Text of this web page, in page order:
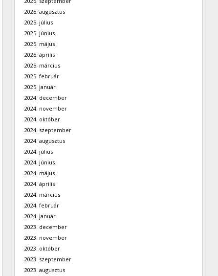
2025. augusztus
2025. július
2025. június
2025. május
2025. április
2025. március
2025. február
2025. január
2024. december
2024. november
2024. október
2024. szeptember
2024. augusztus
2024. július
2024. június
2024. május
2024. április
2024. március
2024. február
2024. január
2023. december
2023. november
2023. október
2023. szeptember
2023. augusztus